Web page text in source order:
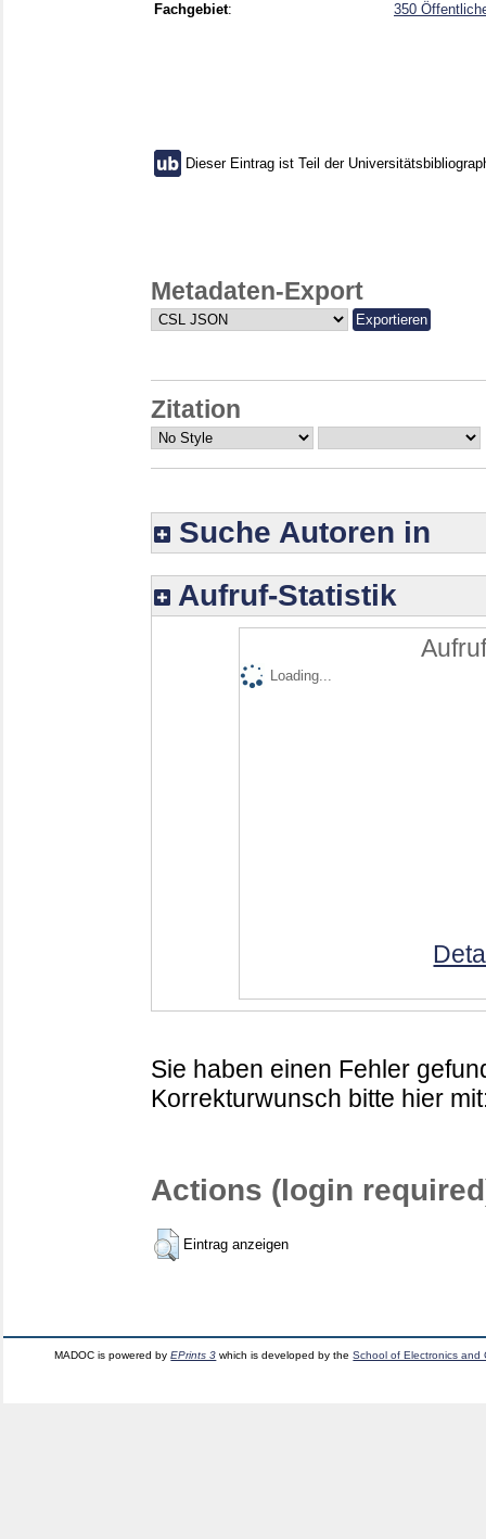
Fachgebiet: 350
Dieser Eintrag ist Teil der
Metadaten-Export
Zitation
Suche Autoren in
Aufruf-Statistik
Loading...
Sie haben einen Fehler
Korrekturwunsch bitte hier
Actions (login
Eintrag anzeigen
MADOC is powered byEPrints 3 which is developed by theSchool of Electronics and